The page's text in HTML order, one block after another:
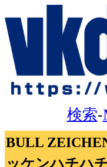
検索-
BULL
ッケンハチハチ